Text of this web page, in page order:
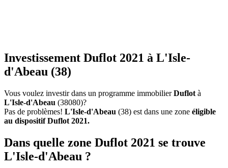
Investissement Duflot 2021 à L'Isle-
d'Abeau (38)
Vous voulez investir dans un programme immobilierDuflot à
L'Isle-d'Abeau (38080)?
Pas de problèmes! L'Isle-d'Abeau (38) est dans une zone éligible
au dispositif Duflot 2021.
Dans quelle zone Duflot 2021 se trouve
L'Isle-d'Abeau ?